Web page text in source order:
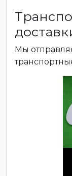
Мы